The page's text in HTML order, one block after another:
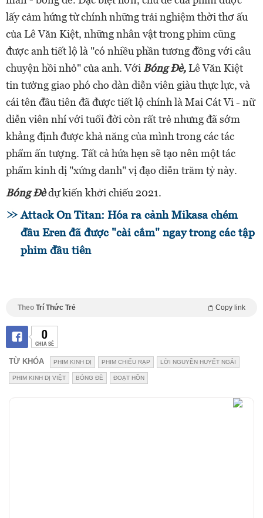
lấy cảm hứng từ chính những trải nghiệm thời thơ ấu
của Lê Văn Kiệt, những nhân vật trong phim cũng
được anh tiết lộ là "có nhiều phần tương đồng với câu
chuyện hồi nhỏ" của anh. Với Bóng Đè,Lê Văn Kiệt
tin tưởng giao phó cho dàn diễn viên giàu thực lực, và
cái tên đầu tiên đã được tiết lộ chính là Mai Cát Vi - nữ
diễn viên nhí với tuổi đời còn rất trẻ nhưng đã sớm
khẳng định được khả năng của mình trong các tác
phẩm ấn tượng. Tất cả hứa hẹn sẽ tạo nên một tác
phẩm kinh dị "xứng danh" vị đạo diễn trăm tỷ này.
Bóng Đèdự kiến khởi chiếu 2021.
Attack On Titan: Hóa ra cảnh Mikasa chém
đầu Eren đã được "cài cắm" ngay trong các tập
phim đầu tiên
Theo Trí Thức Trẻ Copy link
0
CHIA SẺ
TỪ KHÓA PHIM KINH DỊ PHIM CHIẾU RẠP LỜI NGUYỀN HUYẾT NGẢI
PHIM KINH DỊ VIỆT BÓNG ĐÈ ĐOẠT HỒN